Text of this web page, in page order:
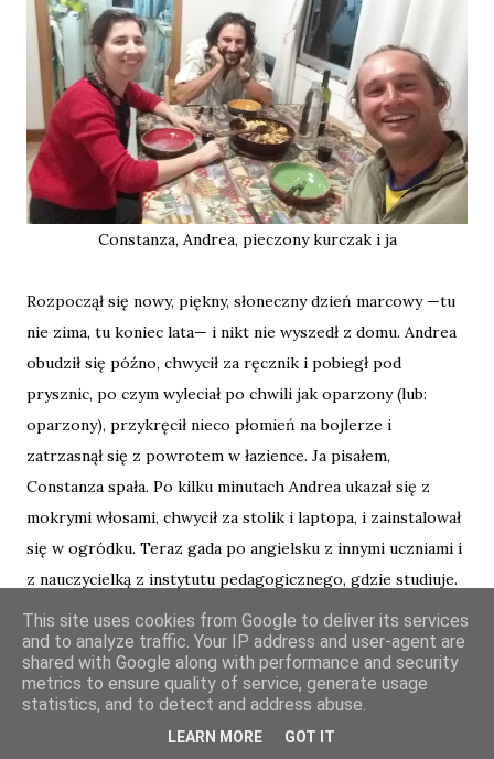
Constanza, Andrea, pieczony kurczak i ja
Rozpoczął się nowy, piękny, słoneczny dzień marcowy —tu
nie zima, tu koniec lata— i nikt nie wyszedł z domu. Andrea
obudził się późno, chwycił za ręcznik i pobiegł pod
prysznic, po czym wyleciał po chwili jak oparzony (lub:
oparzony), przykręcił nieco płomień na bojlerze i
zatrzasnął się z powrotem w łazience. Ja pisałem,
Constanza spała. Po kilku minutach Andrea ukazał się z
mokrymi włosami, chwycił za stolik i laptopa, i zainstalował
się w ogródku. Teraz gada po angielsku z innymi uczniami i
z nauczycielką z instytutu pedagogicznego, gdzie studiuje.
Na działce obok murarze nie przyszli na budowę. W oddali
zawodzi pies. Wczoraj w nocy, gdy już ogłoszono
kwarantannę, siedzieliśmy do późna. Nikt nic nie mówił, bo
zdawało się, że wszystko już zostało powiedziane.
This site uses cookies from Google to deliver its services
and to analyze traffic. Your IP address and user-agent are
shared with Google along with performance and security
metrics to ensure quality of service, generate usage
statistics, and to detect and address abuse.
LEARN MORE GOT IT